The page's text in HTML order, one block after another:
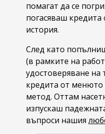
помагат да се
погасяваш кредита
история.
След като
(в рамките на
удостоверяване
кредита от менюто
метод. Оттам
изпускаш
въпроси нашия